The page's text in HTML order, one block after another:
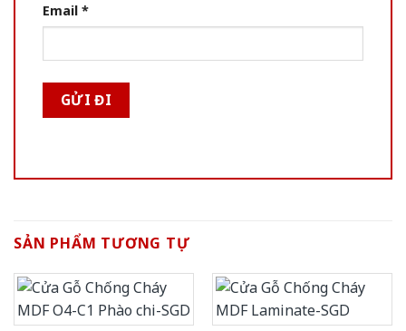
Email *
SẢN PHẨM TƯƠNG TỰ